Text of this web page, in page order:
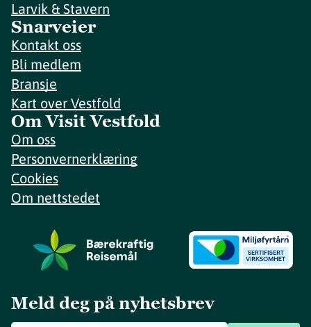
Larvik & Stavern
Snarveier
Kontakt oss
Bli medlem
Bransje
Kart over Vestfold
Om Visit Vestfold
Om oss
Personvernerklæring
Cookies
Om nettstedet
Meld deg på nyhetsbrev